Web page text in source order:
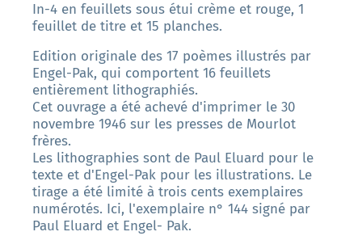
In-4 en feuillets sous étui crème et rouge, 1
feuillet de titre et 15 planches.
Edition originale des 17 poèmes illustrés par
Engel-Pak, qui comportent 16 feuillets
entièrement lithographiés.
Cet ouvrage a été achevé d'imprimer le 30
novembre 1946 sur les presses de Mourlot
frères.
Les lithographies sont de Paul Eluard pour le
texte et d'Engel-Pak pour les illustrations. Le
tirage a été limité à trois cents exemplaires
numérotés. Ici, l'exemplaire n° 144 signé par
Paul Eluard et Engel- Pak.